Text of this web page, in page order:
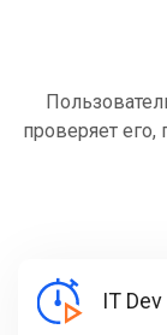
проверяет его,
IT